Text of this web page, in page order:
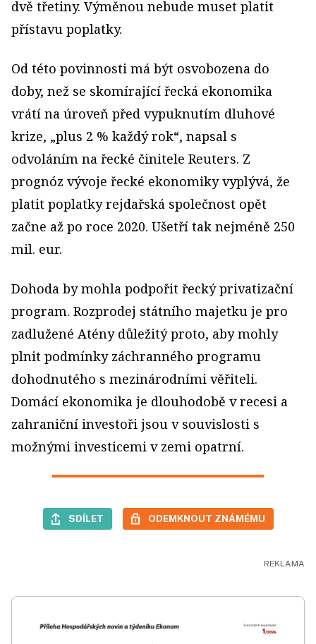
dvě třetiny. Výměnou nebude muset platit
přístavu poplatky.
Od této povinnosti má být osvobozena do
doby, než se skomírající řecká ekonomika
vrátí na úroveň před vypuknutím dluhové
krize, „plus 2 % každý rok“, napsal s
odvoláním na řecké činitele Reuters. Z
prognóz vývoje řecké ekonomiky vyplývá, že
platit poplatky rejdařská společnost opět
začne až po roce 2020. Ušetří tak nejméně 250
mil. eur.
Dohoda by mohla podpořit řecký privatizační
program. Rozprodej státního majetku je pro
zadlužené Atény důležitý proto, aby mohly
plnit podmínky záchranného programu
dohodnutého s mezinárodními věřiteli.
Domácí ekonomika je dlouhodobě v recesi a
zahraniční investoři jsou v souvislosti s
možnými investicemi v zemi opatrní.
SDÍLET ODEMKNOUT ZNÁMÉMU